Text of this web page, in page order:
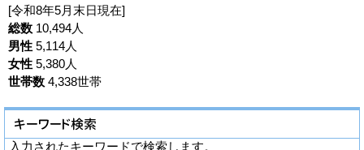
[令和8年5月末日現在]
総数 10,494人
男性 5,114人
女性 5,380人
世帯数 4,338世帯
入力されたキーワードで検索します。